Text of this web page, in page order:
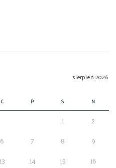
sierpień 2026
C P S N
1
2
6 7 8
9
13 14 15
16